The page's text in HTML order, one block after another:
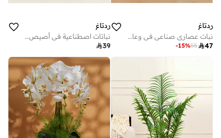
ردتاغ
نبات عصاري صناعي في وعاء سيراميك باللون الأخضر
47
55
-15%
ردتاغ
نباتات اصطناعية في أصيص على شكل حيوان الكسلان
39